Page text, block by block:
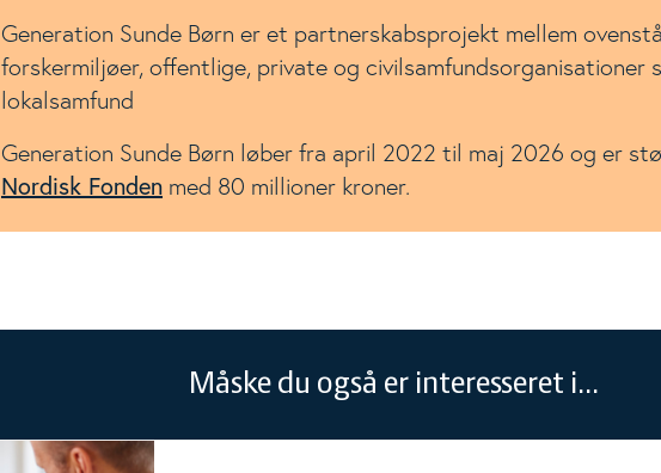
Generation Sunde Børn er et partnerskabsprojekt mellem
forskermiljøer, offentlige, private og civilsamfundsorganisationer
lokalsamfund
Generation Sunde Børn løber fra april 2022 til maj 2026 og er
Nordisk Fonden med 80 millioner kroner.
Måske du også er interesseret i...